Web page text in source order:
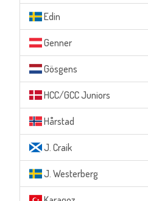
Edin
Genner
Gösgens
HCC/GCC Juniors
Hårstad
J. Craik
J. Westerberg